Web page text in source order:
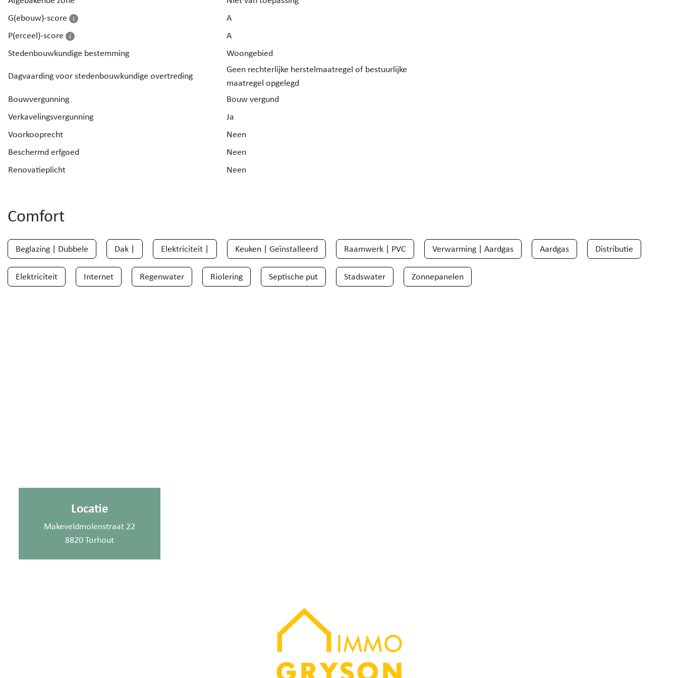
Kortom, deze instapklare en energiezuinige gezinswoning
combineert ruimte, comfort en een uitstekende ligging op
G(ebouw)-score
A
P(erceel)-score
A
Stedenbouwkundige bestemming
Woongebied
Dagvaarding voor stedenbouwkundige overtreding
Geen rechterlijke herstelmaatregel of bestuurlijke
maatregel opgelegd
Bouwvergunning
Bouw vergund
Verkavelingsvergunning
Ja
Voorkooprecht
Neen
Beschermd erfgoed
Neen
Renovatieplicht
Neen
Comfort
Beglazing | Dubbele Dak | Elektriciteit | Keuken | Geïnstalleerd Raamwerk | PVC Verwarming | Aardgas Aardgas Distributie
Elektriciteit Internet Regenwater Riolering Septische put Stadswater Zonnepanelen
Locatie
Makeveldmolenstraat 22
8820 Torhout